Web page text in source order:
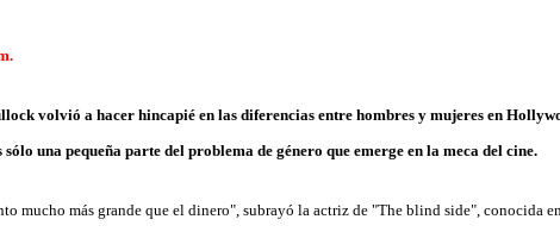
volvió a hacer hincapié en las diferencias entre hombres y mujeres en
sólo una pequeña parte del problema de género que emerge en la meca del cine.
mucho más grande que el dinero", subrayó la actriz de "The blind side", conocida